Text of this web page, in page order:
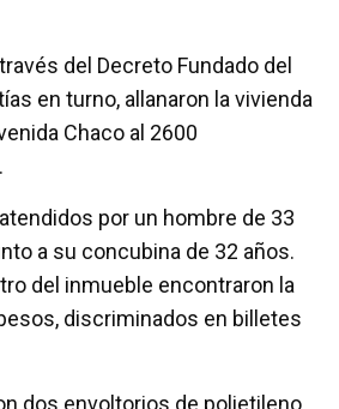
del Decreto Fundado del
en turno, allanaron la vivienda
Chaco al 2600
por un hombre de 33
a su concubina de 32 años.
del inmueble encontraron la
discriminados en billetes
dos envoltorios de polietileno